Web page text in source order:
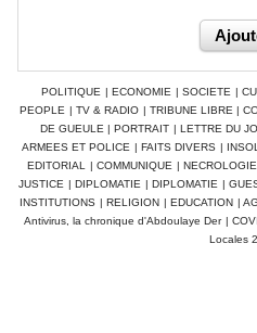
POLITIQUE | ECONOMIE | SOCIETE |
PEOPLE | TV & RADIO | TRIBUNE LIBRE |
DE GUEULE | PORTRAIT | LETTRE DU
ARMEES ET POLICE | FAITS DIVERS |
EDITORIAL
| COMMUNIQUE | NECROLOGIE
JUSTICE | DIPLOMATIE | DIPLOMATIE |
INSTITUTIONS | RELIGION | EDUCATION |
Antivirus, la chronique d'Abdoulaye Der |
Locales